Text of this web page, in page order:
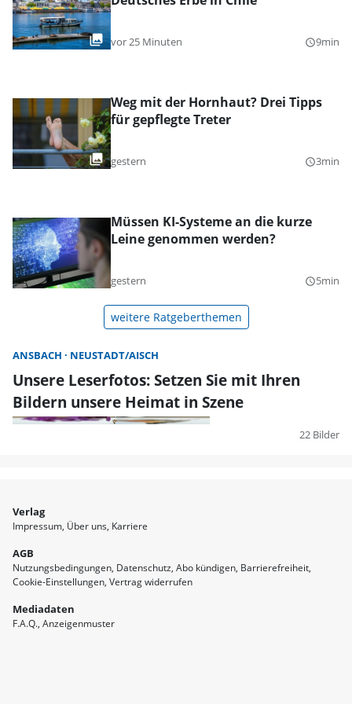
vor 25 Minuten query_builder9min
Weg mit der Hornhaut? Drei Tipps
für gepflegte Treter
gestern query_builder3min
Müssen KI-Systeme an die kurze
Leine genommen werden?
gestern query_builder5min
weitere Ratgeberthemen
ANSBACH NEUSTADT/AISCH
Unsere Leserfotos: Setzen Sie mit Ihren
Bildern unsere Heimat in Szene
22 Bilder
Verlag
Impressum Über uns Karriere
AGB
Nutzungsbedingungen Datenschutz Abo kündigen Barrierefreiheit
Cookie-Einstellungen Vertrag widerrufen
Mediadaten
F.A.Q. Anzeigenmuster